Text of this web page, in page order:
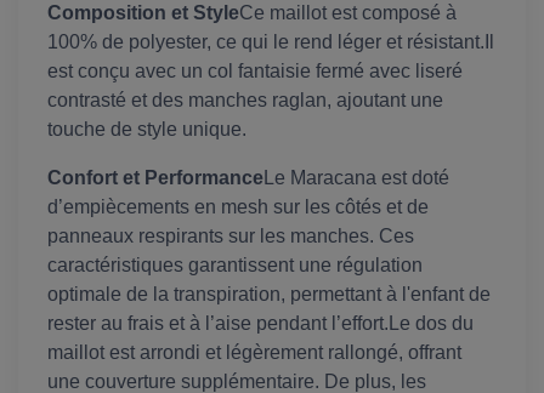
Composition et StyleCe maillot est composé à
100% de polyester, ce qui le rend léger et résistant.Il
est conçu avec un col fantaisie fermé avec liseré
contrasté et des manches raglan, ajoutant une
touche de style unique.
Confort et Performance Le Maracana est doté
d’empiècements en mesh sur les côtés et de
panneaux respirants sur les manches. Ces
caractéristiques garantissent une régulation
optimale de la transpiration, permettant à l'enfant de
rester au frais et à l’aise pendant l’effort.Le dos du
maillot est arrondi et légèrement rallongé, offrant
une couverture supplémentaire. De plus, les